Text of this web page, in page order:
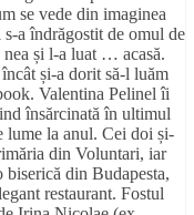
se vede din imaginea
a îndrăgostit de omul de
și l-a luat … acasă.
și-a dorit să-l luăm
Valentina Pelinel îi
însărcinată în ultimul
lume la anul. Cei doi și-
din Voluntari, iar
biserică din Budapesta,
restaurant. Fostul